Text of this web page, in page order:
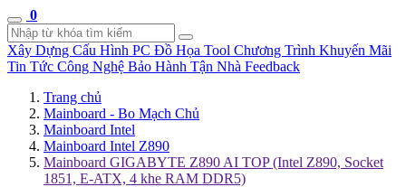
0
Xây Dựng Cấu Hình PC Đồ Họa Tool Chương Trình Khuyến Mãi
Tin Tức Công Nghệ Bảo Hành Tận Nhà Feedback
Trang chủ
Mainboard - Bo Mạch Chủ
Mainboard Intel
Mainboard Intel Z890
Mainboard GIGABYTE Z890 AI TOP (Intel Z890, Socket
1851, E-ATX, 4 khe RAM DDR5)